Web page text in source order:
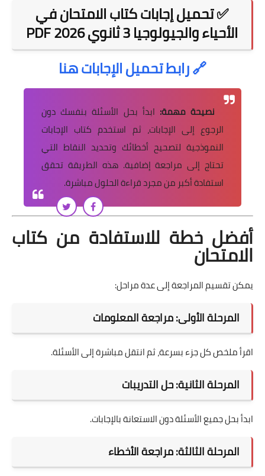
✅ تحميل إجابات كتاب الامتحان في
الأحياء والجيولوجيا 3 ثانوي 2026 PDF
🔗 رابط تحميل الإجابات هنا
نصيحة مهمة: ابدأ بحل الأسئلة بنفسك دون
الرجوع إلى الإجابات، ثم استخدم كتاب الإجابات
النموذجية لتصحيح أخطائك وتحديد النقاط التي
تحتاج إلى مراجعة إضافية. هذه الطريقة تحقق
استفادة أكبر من مجرد قراءة الحلول مباشرة.
أفضل خطة للاستفادة من كتاب
الامتحان
يمكن تقسيم المراجعة إلى عدة مراحل:
المرحلة الأولى: مراجعة المعلومات
اقرأ ملخص كل جزء بسرعة، ثم انتقل مباشرة إلى الأسئلة.
المرحلة الثانية: حل التدريبات
ابدأ بحل جميع الأسئلة دون الاستعانة بالإجابات.
المرحلة الثالثة: مراجعة الأخطاء